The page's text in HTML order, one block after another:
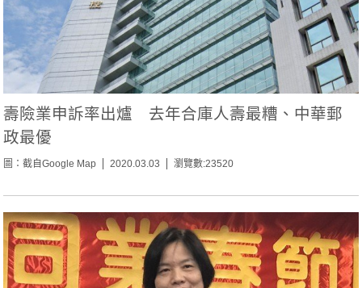
壽險業申訴率出爐 去年合庫人壽最糟、中華郵
政最優
圖：截自Google Map 2020.03.03 瀏覽數:23520